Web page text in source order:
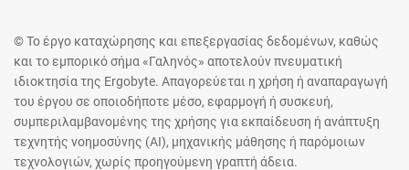
© Το έργο καταχώρησης και επεξεργασίας δεδομένων, καθώς
και το εμπορικό σήμα «Γαληνός» αποτελούν πνευματική
ιδιοκτησία της Ergobyte. Απαγορεύεται η χρήση ή αναπαραγωγή
του έργου σε οποιοδήποτε μέσο, εφαρμογή ή συσκευή,
συμπεριλαμβανομένης της χρήσης για εκπαίδευση ή ανάπτυξη
τεχνητής νοημοσύνης (AI), μηχανικής μάθησης ή παρόμοιων
τεχνολογιών, χωρίς προηγούμενη γραπτή άδεια.